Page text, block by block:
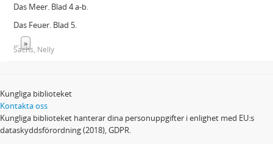
Das Meer. Blad 4 a-b.
Das Feuer. Blad 5.
... »
Sachs, Nelly
Kungliga biblioteket
Kontakta oss
Kungliga biblioteket hanterar dina personuppgifter i enlighet med EU:s
dataskyddsförordning (2018), GDPR.